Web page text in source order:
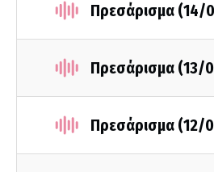
Πρεσάρισμα (14/
Πρεσάρισμα (13/
Πρεσάρισμα (12/